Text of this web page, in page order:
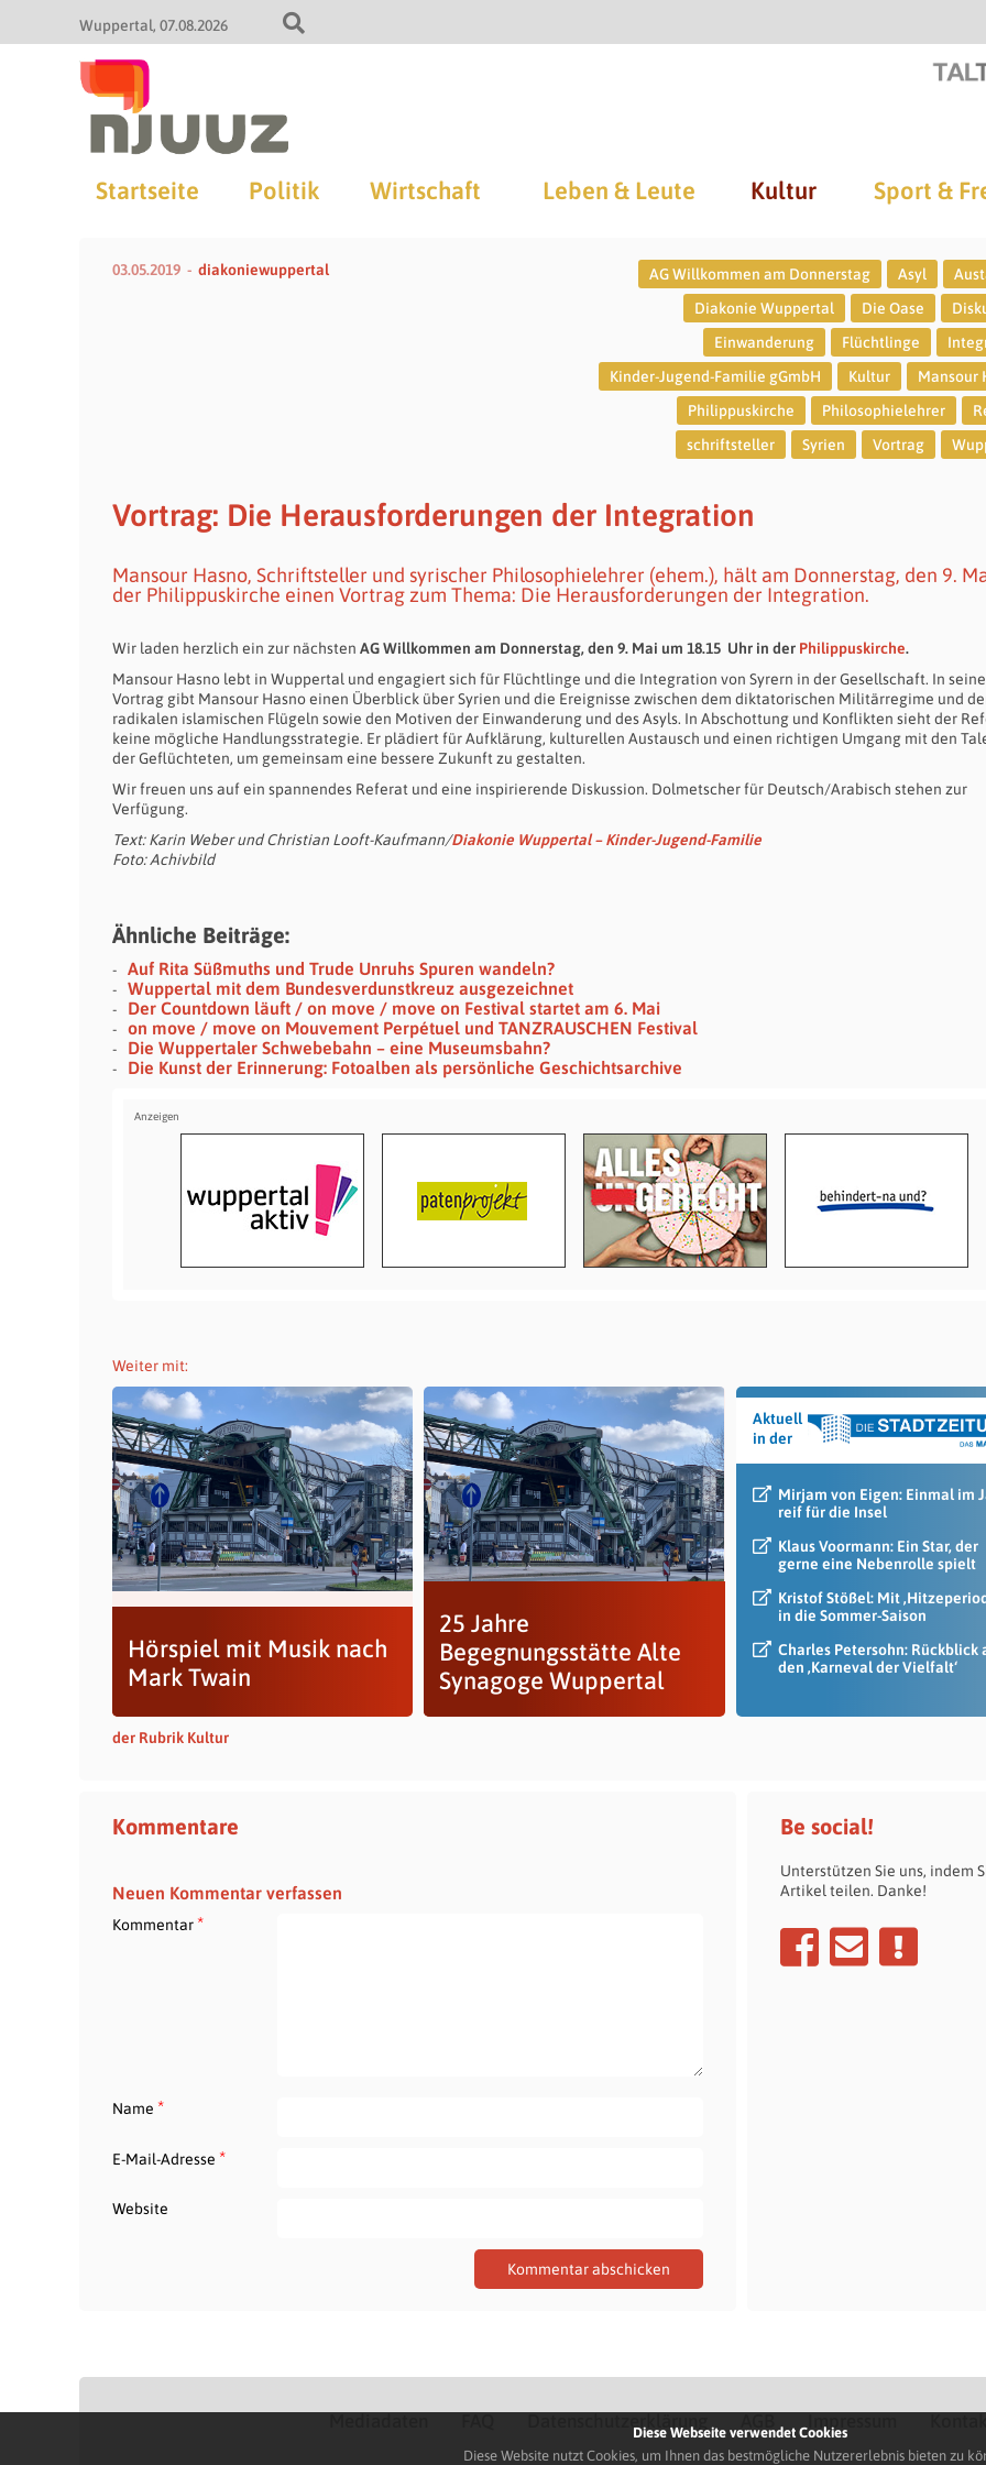
Wuppertal 07.08.2026
Startseite Politik Wirtschaft Leben & Leute Kultur Sport &
03.05.2019 diakoniewuppertal AG Willkommen am Donnerstag Asyl
Diakonie Wuppertal
Die Oase
Einwanderung
Flüchtlinge
Kinder-Jugend-Familie gGmbH
Kultur
Mansour
Philippuskirche
Philosophielehrer
schriftsteller
Syrien Vortrag
Vortrag: Die Herausforderungen der Integration
Mansour Hasno, Schriftsteller und syrischer Philosophielehrer (ehem.), hält am Donnerstag, den 9.
der Philippuskirche einen Vortrag zum Thema: Die Herausforderungen der Integration.
Wir laden herzlich ein zur nächsten AG Willkommen am Donnerstag, den 9. Mai um 18.15 Uhr in der Philippuskirche.
Mansour Hasno lebt in Wuppertal und engagiert sich für Flüchtlinge und die Integration von Syrern in der Gesellschaft. In
Vortrag gibt Mansour Hasno einen Überblick über Syrien und die Ereignisse zwischen dem diktatorischen Militärregime und
radikalen islamischen Flügeln sowie den Motiven der Einwanderung und des Asyls. In Abschottung und Konflikten sieht der
keine mögliche Handlungsstrategie. Er plädiert für Aufklärung, kulturellen Austausch und einen richtigen Umgang mit den
der Geflüchteten, um gemeinsam eine bessere Zukunft zu gestalten.
Wir freuen uns auf ein spannendes Referat und eine inspirierende Diskussion. Dolmetscher für Deutsch/Arabisch stehen zur
Verfügung.
Text: Karin Weber und Christian Looft-Kaufmann/Diakonie Wuppertal – Kinder-Jugend-Familie
Foto: Achivbild
Ähnliche Beiträge:
Auf Rita Süßmuths und Trude Unruhs Spuren wandeln?
Wuppertal mit dem Bundesverdunstkreuz ausgezeichnet
Der Countdown läuft / on move / move on Festival startet am 6. Mai
on move / move on Mouvement Perpétuel und TANZRAUSCHEN Festival
Die Wuppertaler Schwebebahn – eine Museumsbahn?
Die Kunst der Erinnerung: Fotoalben als persönliche Geschichtsarchive
Weiter mit:
Hörspiel mit Musik nach
Mark Twain
25 Jahre
Begegnungsstätte Alte
Synagoge Wuppertal
Aktuell
in der
Mirjam von Eigen: Einmal im
reif für die Insel
Klaus Voormann: Ein Star, der
gerne eine Nebenrolle spielt
Kristof Stößel: Mit
in die Sommer-Saison
Charles Petersohn: Rückblick
den ‚Karneval der Vielfalt‘
der Rubrik Kultur
Kommentare
Neuen Kommentar verfassen
Kommentar*
Name *
E-Mail-Adresse *
Website
Be social!
Unterstützen Sie uns, indem
Artikel teilen. Danke!
Datenschutzerklärung Impressum
Diese Webseite verwendet Cookies
Diese Website nutzt Cookies, um Ihnen das bestmögliche Nutzererlebnis bieten zu